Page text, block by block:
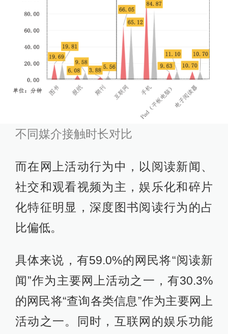
不同媒介接触时长对比
而在网上活动行为中，以阅读新闻、
社交和观看视频为主，娱乐化和碎片
化特征明显，深度图书阅读行为的占
比偏低。
具体来说，有59.0%的网民将“阅读新
闻”作为主要网上活动之一，有30.3%
的网民将“查询各类信息”作为主要网上
活动之一。同时，互联网的娱乐功能